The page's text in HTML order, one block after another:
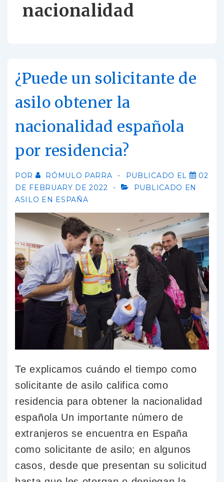
nacionalidad
¿Puede un solicitante de
asilo obtener la
nacionalidad española
por residencia?
POR RÓMULO PARRA PUBLICADO EL
02
DE FEBRUARY DE 2022
PUBLICADO EN
ASILO EN ESPAÑA
Te explicamos cuándo el tiempo como
solicitante de asilo califica como
residencia para obtener la nacionalidad
española Un importante número de
extranjeros se encuentra en España
como solicitante de asilo; en algunos
casos, desde que presentan su solicitud